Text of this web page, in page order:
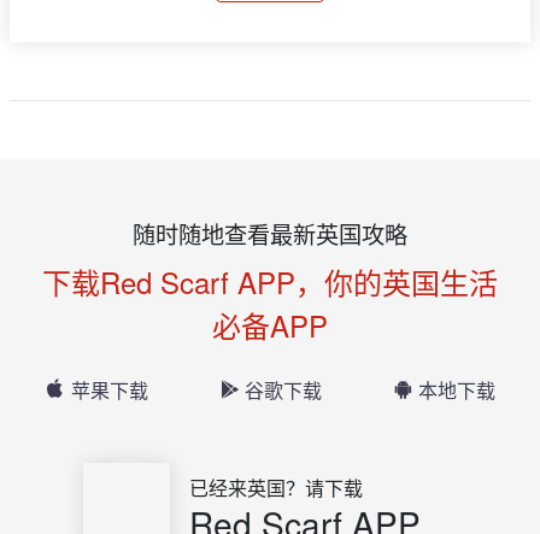
随时随地查看最新英国攻略
下载Red Scarf APP，你的英国生活
必备APP
苹果下载 谷歌下载 本地下载
已经来英国？请下载
Red Scarf APP